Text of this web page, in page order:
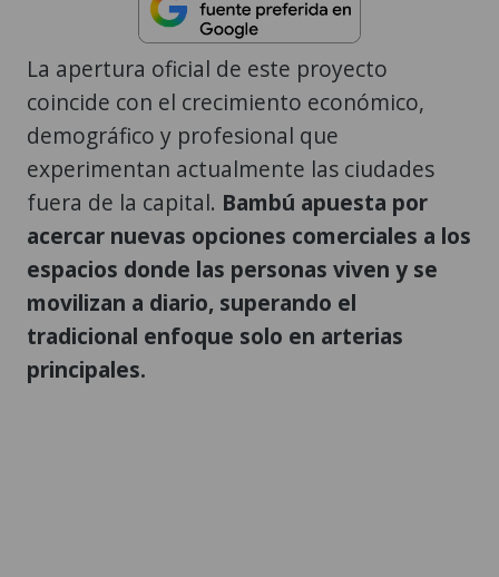
La apertura oficial de este proyecto
coincide con el crecimiento económico,
demográfico y profesional que
experimentan actualmente las ciudades
fuera de la capital. Bambú apuesta por
acercar nuevas opciones comerciales a los
espacios donde las personas viven y se
movilizan a diario, superando el
tradicional enfoque solo en arterias
principales.